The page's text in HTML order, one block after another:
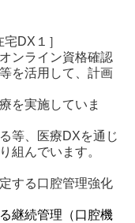
DX１］
ンライン資格確認
を活用して、計画
実施していま
、医療DXを通じ
組んでいます。
する口腔管理強化
継続管理（口腔機